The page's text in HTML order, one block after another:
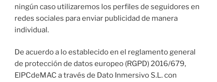
ningún caso utilizaremos los perfiles de seguidores en
redes sociales para enviar publicidad de manera
individual.
De acuerdo a lo establecido en el reglamento general
de protección de datos europeo (RGPD) 2016/679,
ElPCdeMAC a través de Dato Inmersivo S.L. con